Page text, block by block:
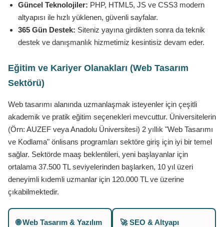
Güncel Teknolojiler: PHP, HTML5, JS ve CSS3 modern
altyapısı ile hızlı yüklenen, güvenli sayfalar.
365 Gün Destek: Siteniz yayına girdikten sonra da teknik
destek ve danışmanlık hizmetimiz kesintisiz devam eder.
Eğitim ve Kariyer Olanakları (Web Tasarım
Sektörü)
Web tasarımı alanında uzmanlaşmak isteyenler için çeşitli
akademik ve pratik eğitim seçenekleri mevcuttur. Üniversitelerin
(Örn: AUZEF veya Anadolu Üniversitesi) 2 yıllık "Web Tasarımı
ve Kodlama" önlisans programları sektöre giriş için iyi bir temel
sağlar. Sektörde maaş beklentileri, yeni başlayanlar için
ortalama 37.500 TL seviyelerinden başlarken, 10 yıl üzeri
deneyimli kıdemli uzmanlar için 120.000 TL ve üzerine
çıkabilmektedir.
🌐 Web Tasarım & Yazılım 🚀 SEO & Altyapı